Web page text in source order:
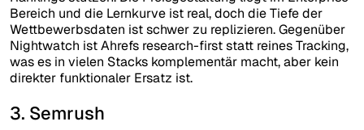
Bereich und die Lernkurve ist real, doch die Tiefe der
Wettbewerbsdaten ist schwer zu replizieren. Gegenüber
Nightwatch ist Ahrefs research-first statt reines Tracking,
was es in vielen Stacks komplementär macht, aber kein
direkter funktionaler Ersatz ist.
3. Semrush